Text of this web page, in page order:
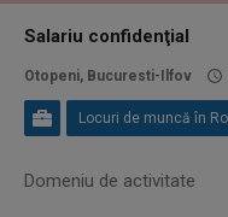
Salariu confidenţial
Otopeni, Bucuresti-Ilfov
Locuri de muncă în
Domeniu de activitate